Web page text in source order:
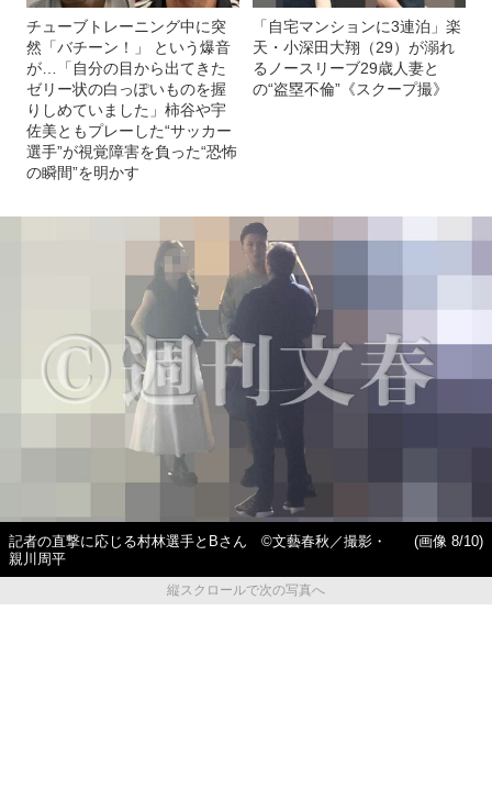
チューブトレーニング中に突
然「バチーン！」 という爆音
が…「自分の目から出てきた
ゼリー状の白っぽいものを握
りしめていました」柿谷や宇
佐美ともプレーした“サッカー
選手”が視覚障害を負った“恐怖
の瞬間”を明かす
「自宅マンションに3連泊」楽
天・小深田大翔（29）が溺れ
るノースリーブ29歳人妻と
の“盗塁不倫”《スクープ撮》
記者の直撃に応じる村林選手とBさん ©文藝春秋／撮影・
親川周平
(画像 8/10)
縦スクロールで次の写真へ